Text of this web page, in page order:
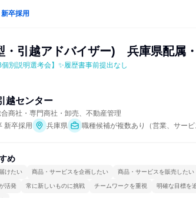
新卒採用
・引越アドバイザー)　兵庫県配属
別説明選考会】✨履歴書事前提出なし
越センター
商社・専門商社・卸売、不動産管理
新卒採用 兵庫県 職種候補が複数あり（営業、サービ
め
けたい 商品・サービスを企画したい 商品・サービスを販売したい
活発 常に新しいものに挑戦 チームワークを重視 明確な目標を